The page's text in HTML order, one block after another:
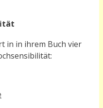
in in ihrem Buch vier